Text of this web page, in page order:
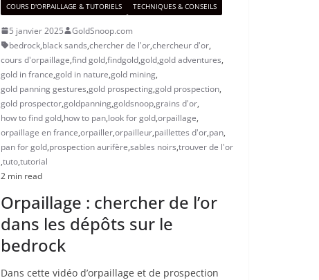
COURS D'ORPAILLAGE & TUTORIELS TECHNIQUES & CONSEILS
5 janvier 2025
GoldSnoop.com
bedrock,black sands,chercher de l'or,chercheur d'or,
cours d'orpaillage,find gold,findgold,gold,gold adventures,
gold in france,gold in nature,gold mining,
gold panning gestures,gold prospecting,gold prospection,
gold prospector,goldpanning,goldsnoop,grains d'or,
how to find gold,how to pan,look for gold,orpaillage,
orpaillage en france,orpailler,orpailleur,paillettes d'or,pan,
pan for gold,prospection aurifère,sables noirs,trouver de l'or
,tuto,tutorial
2 min read
Orpaillage : chercher de l’or
dans les dépôts sur le
bedrock
Dans cette vidéo d’orpaillage et de prospection